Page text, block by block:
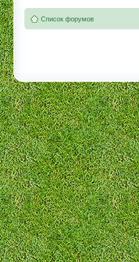
Список форумов